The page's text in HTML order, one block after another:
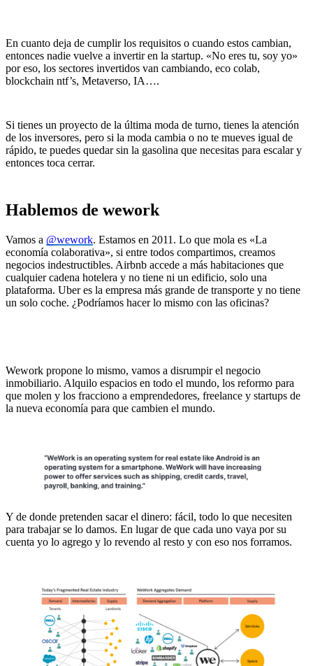
En cuanto deja de cumplir los requisitos o cuando estos cambian,
entonces nadie vuelve a invertir en la startup. «No eres tu, soy yo»
por eso, los sectores invertidos van cambiando, eco colab,
blockchain ntf’s, Metaverso, IA….
Si tienes un proyecto de la última moda de turno, tienes la atención
de los inversores, pero si la moda cambia o no te mueves igual de
rápido, te puedes quedar sin la gasolina que necesitas para escalar y
entonces toca cerrar.
Hablemos de wework
Vamos a @wework. Estamos en 2011. Lo que mola es «La
economía colaborativa», si entre todos compartimos, creamos
negocios indestructibles. Airbnb accede a más habitaciones que
cualquier cadena hotelera y no tiene ni un edificio, solo una
plataforma. Uber es la empresa más grande de transporte y no tiene
un solo coche. ¿Podríamos hacer lo mismo con las oficinas?
Wework propone lo mismo, vamos a disrumpir el negocio
inmobiliario. Alquilo espacios en todo el mundo, los reformo para
que molen y los fracciono a emprendedores, freelance y startups de
la nueva economía para que cambien el mundo.
Y de donde pretenden sacar el dinero: fácil, todo lo que necesiten
para trabajar se lo damos. En lugar de que cada uno vaya por su
cuenta yo lo agrego y lo revendo al resto y con eso nos forramos.